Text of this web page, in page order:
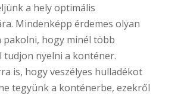
a hely optimális
Mindenképp érdemes olyan
pakolni, hogy minél több
tudjon nyelni a konténer.
is, hogy veszélyes hulladékot
tegyünk a konténerbe, ezekről